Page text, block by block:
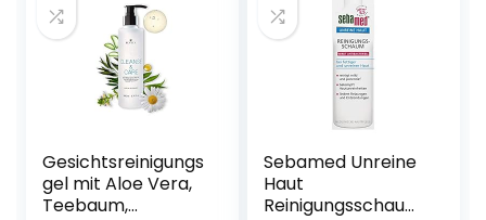
Gesichtsreinigungs
gel mit Aloe Vera,
Teebaum,
Sebamed Unreine
Haut
Reinigungsschaum,